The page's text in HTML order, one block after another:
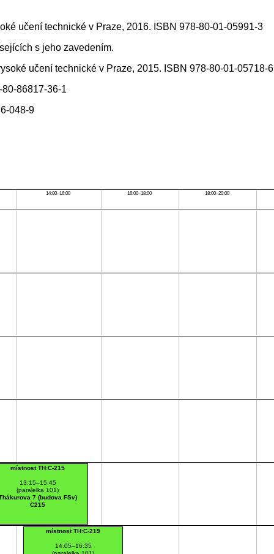
učení technické v Praze, 2016. ISBN 978-80-01-05991-3
s jeho zavedením.
učení technické v Praze, 2015. ISBN 978-80-01-05718-6
86817-36-1
048-9
14:00–16:00 16:00–18:00 18:00–20:00
místnost TH:C-215
13:15–15:45
(paralelka 101)
7 (budova FSv)
C215
místnost TH:C-219
14:05–16:35